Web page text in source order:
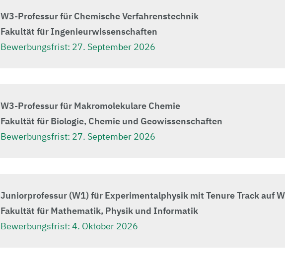
W3-Professur für Chemische Verfahrenstechnik
Fakultät für Ingenieurwissenschaften
Bewerbungsfrist: 27. September 2026
W3-Professur für Makromolekulare Chemie
Fakultät für Biologie, Chemie und Geowissenschaften
Bewerbungsfrist: 27. September 2026
Juniorprofessur (W1) für Experimentalphysik mit Tenure Track auf
Fakultät für Mathematik, Physik und Informatik
Bewerbungsfrist: 4. Oktober 2026